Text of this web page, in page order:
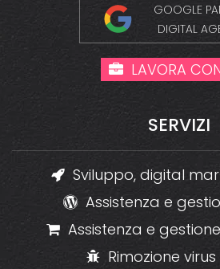
SERVIZI
Sviluppo, digital
Assistenza e
Assistenza e
Rimozione
GOOGLE
DIGITAL
LAVORA